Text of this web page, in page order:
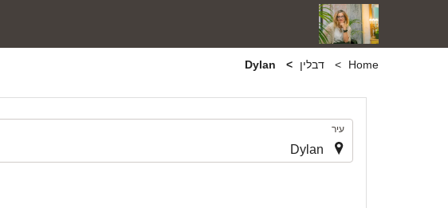
Home דבלין
עיר